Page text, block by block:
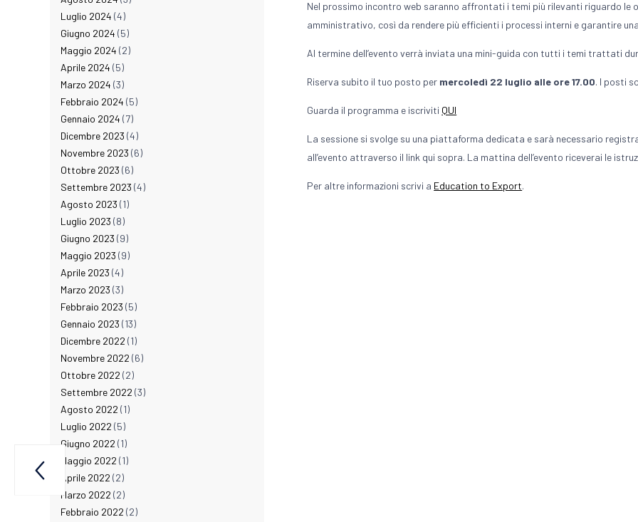
Nel prossimo incontro web saranno affrontati i temi più rilevanti riguardo
amministrativo, così da rendere più efficienti i processi interni e garantire
Al termine dell’evento verrà inviata una mini-guida con tutti i temi trattati
Riserva subito il tuo posto per mercoledì 22 luglio alle ore 17.00. I posti
Guarda il programma e iscriviti QUI
La sessione si svolge su una piattaforma dedicata e sarà necessario
all’evento attraverso il link qui sopra. La mattina dell’evento riceverai le
Per altre informazioni scrivi a Education to Export.
Luglio 2024 (4)
Giugno 2024 (5)
Maggio 2024 (2)
Aprile 2024 (5)
Marzo 2024 (3)
Febbraio 2024 (5)
Gennaio 2024 (7)
Dicembre 2023 (4)
Novembre 2023 (6)
Ottobre 2023 (6)
Settembre 2023 (4)
Agosto 2023 (1)
Luglio 2023 (8)
Giugno 2023 (9)
Maggio 2023 (9)
Aprile 2023 (4)
Marzo 2023 (3)
Febbraio 2023 (5)
Gennaio 2023 (13)
Dicembre 2022 (1)
Novembre 2022 (6)
Ottobre 2022 (2)
Settembre 2022 (3)
Agosto 2022 (1)
Luglio 2022 (5)
Giugno 2022 (1)
Maggio 2022 (1)
Aprile 2022 (2)
Marzo 2022 (2)
Febbraio 2022 (2)
